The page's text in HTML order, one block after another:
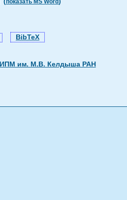
показать MS Word
BibTeX
ИПМ им. М.В. Келдыша РАН